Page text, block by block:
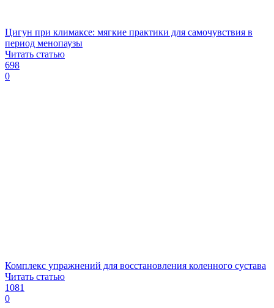
Цигун при климаксе: мягкие практики для самочувствия в
период менопаузы
Читать статью
698
0
Комплекс упражнений для восстановления коленного сустава
Читать статью
1081
0